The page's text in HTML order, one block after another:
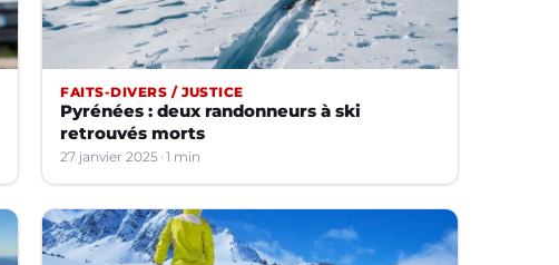
FAITS-DIVERS / JUSTICE
Pyrénées : deux randonneurs à ski
retrouvés morts
27 janvier 2025 1 min